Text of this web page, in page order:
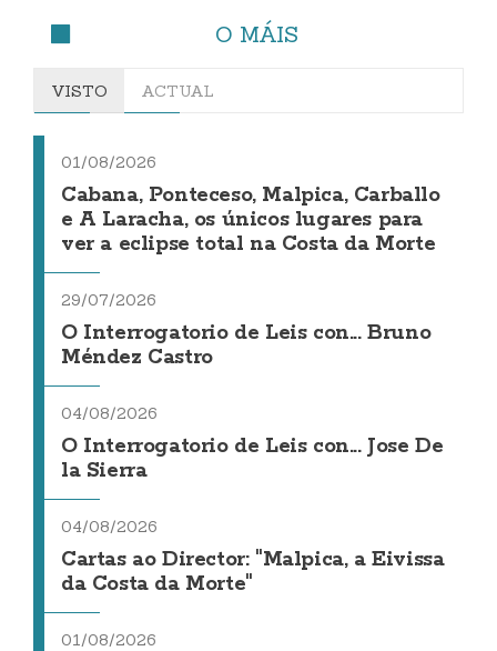
O MÁIS
VISTO ACTUAL
01/08/2026
Cabana, Ponteceso, Malpica, Carballo
e A Laracha, os únicos lugares para
ver a eclipse total na Costa da Morte
29/07/2026
O Interrogatorio de Leis con... Bruno
Méndez Castro
04/08/2026
O Interrogatorio de Leis con... Jose De
la Sierra
04/08/2026
Cartas ao Director: "Malpica, a Eivissa
da Costa da Morte"
01/08/2026